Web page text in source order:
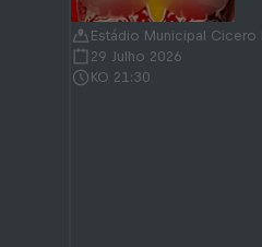
Estádio Municipal Cicero
29 Julho 2026
KO 21:30